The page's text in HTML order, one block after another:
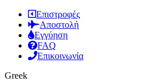
Επιστροφές
Αποστολή
Εγγύηση
FAQ
Επικοινωνία
Greek